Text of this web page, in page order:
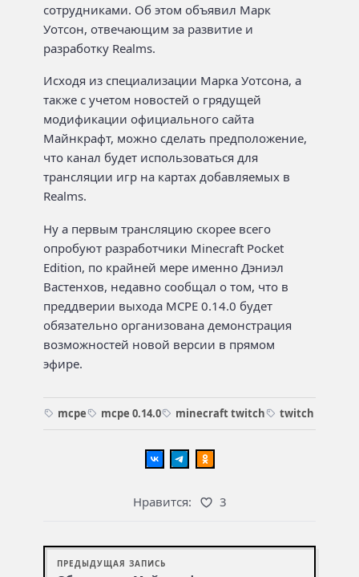
сотрудниками. Об этом объявил Марк
Уотсон, отвечающим за развитие и
разработку Realms.
Исходя из специализации Марка Уотсона, а
также с учетом новостей о грядущей
модификации официального сайта
Майнкрафт, можно сделать предположение,
что канал будет использоваться для
трансляции игр на картах добавляемых в
Realms.
Ну а первым трансляцию скорее всего
опробуют разработчики Minecraft Pocket
Edition, по крайней мере именно Дэниэл
Вастенхов, недавно сообщал о том, что в
преддверии выхода MCPE 0.14.0 будет
обязательно организована демонстрация
возможностей новой версии в прямом
эфире.
mcpe mcpe 0.14.0 minecraft twitch twitch
Нравится: 3
ПРЕДЫДУЩАЯ ЗАПИСЬ